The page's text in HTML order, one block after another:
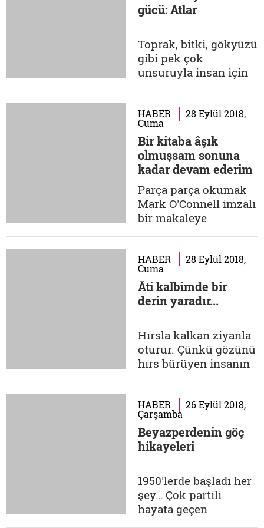
Gençosmanoğlu...
şüphesiz . Tarihe
dönerek millî kimliğin
ve değerlerin ne
olduğunu bu
toprakların...
gücü: Atlar
Toprak, bitki, gökyüzü
gibi pek çok
unsuruyla insan için
yaşamasına müsaade
ettiği hayvanları da
insanlığın hizmetine
sundu. Başta
beslenme olmak üzere
pek çok hayvan
zamanla binek ve
ticari emtia olarak
kullanılarak...
HABER 28 Eylül 2018,
Cuma
Bir kitaba âşık
olmuşsam sonuna
kadar devam ederim
Parça parça okumak
Mark O'Connell imzalı
bir makaleye
"sevdiği kitapları
başka kitaplarla
aldatan" O'Connell,
"iştahlı" bir okur
kitaplara duyduğu
tutkulu aşkın onları
kolayca terk etmesine
engel teşkil...
HABER 28 Eylül 2018,
Cuma
Âti kalbimde bir
derin yaradır...
Hırsla kalkan ziyanla
oturur. Çünkü gözünü
hırs bürüyen insanın
kafayla gözden
geçirmesi, hedeflerini
alt alta yazması,
bunlara ulaştıran yolu
belirlemesi, dostlarına
şevk verecek,
muarızlarını
etkisizleştirecek...
HABER 26 Eylül 2018,
Çarşamba
Beyazperdenin göç
hikayeleri
1950'lerde başladı her
şey… Çok partili
hayata geçen